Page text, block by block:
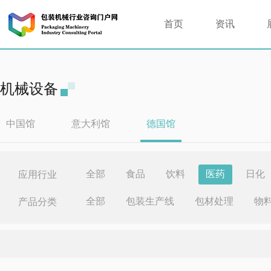
首页 资讯
机械设备
中国馆 意大利馆 德国馆
应用行业 全部 食品 饮料 医药 日化
产品分类 全部 包装生产线 包材处理 物